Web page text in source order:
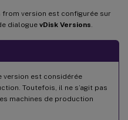
from version est configurée sur
dialogue vDisk Versions
version est considérée
Toutefois, il ne s’agit pas
machines de production